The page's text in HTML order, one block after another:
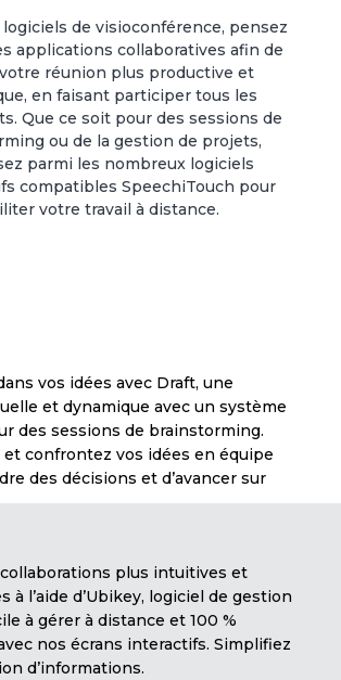
de visioconférence, pensez
applications collaboratives afin de
réunion plus productive et
en faisant participer tous les
Que ce soit pour des sessions de
ou de la gestion de projets,
parmi les nombreux logiciels
compatibles SpeechiTouch pour
votre travail à distance.
vos idées avec Draft, une
et dynamique avec un système
des sessions de brainstorming.
et confrontez vos idées en équipe
des décisions et d’avancer sur
plus intuitives et
à l’aide d’Ubikey, logiciel de gestion
à gérer à distance et 100 %
nos écrans interactifs. Simplifiez
d’informations.